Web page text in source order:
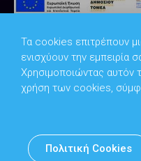
Copyright © 2026
Τα cookies επιτρέπουν
ενισχύουν την εμπειρία
Χρησιμοποιώντας αυτόν
χρήση των cookies,
Πολιτική Cookies